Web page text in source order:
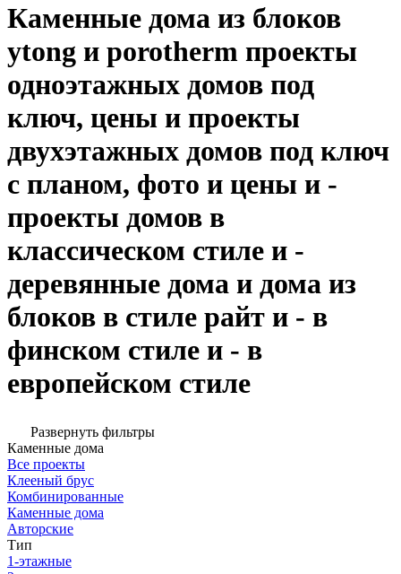
Каменные дома из блоков
ytong и porotherm проекты
одноэтажных домов под
ключ, цены и проекты
двухэтажных домов под ключ
с планом, фото и цены и -
проекты домов в
классическом стиле и -
деревянные дома и дома из
блоков в стиле райт и - в
финском стиле и - в
европейском стиле
Развернуть фильтры
Каменные дома
Все проекты
Клееный брус
Комбинированные
Каменные дома
Авторские
Тип
1-этажные